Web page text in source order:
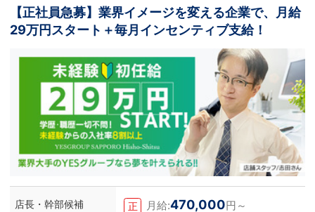
【正社員急募】業界イメージを変える企業で、月給
29万円スタート＋毎月インセンティブ支給！
店長・幹部候補 正 月給:470,000円～